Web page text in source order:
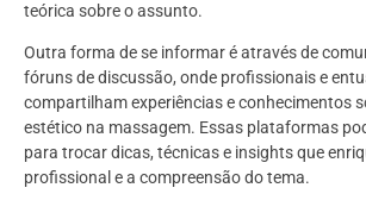
teórica sobre o assunto.
Outra forma de se informar é através de
fóruns de discussão, onde profissionais e
compartilham experiências e conhecimentos
estético na massagem. Essas plataformas
para trocar dicas, técnicas e insights que
profissional e a compreensão do tema.